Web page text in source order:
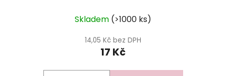
Skladem (>1000 ks)
14,05 Kč bez DPH
17 Kč